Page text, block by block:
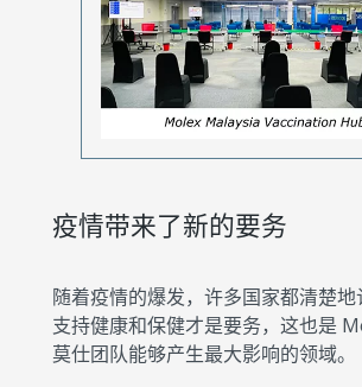
疫情带来了新的要务
随着疫情的爆发，许多国家都清楚地
支持健康和保健才是要务，这也是
莫仕团队能够产生最大影响的领域。